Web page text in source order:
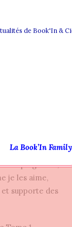
et une
laisse
dans les
poignants,
je les aime,
supporte des
de Book'In &
La Book’In Family